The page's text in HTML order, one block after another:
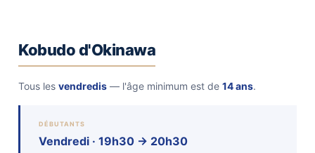
Kobudo d'Okinawa
Tous les vendredis — l'âge minimum est de 14 ans.
DÉBUTANTS
Vendredi · 19h30 → 20h30